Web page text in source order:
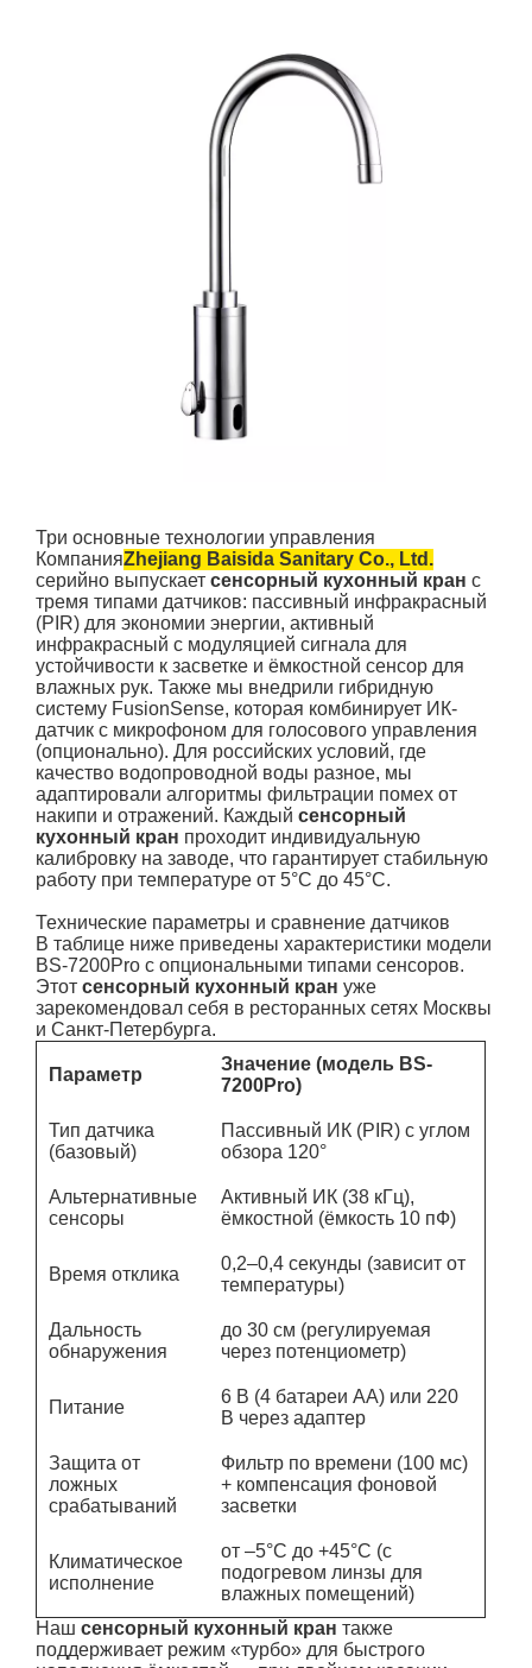
Три основные технологии управления
КомпанияZhejiang Baisida Sanitary Co., Ltd.
серийно выпускаетсенсорный кухонный кран с
тремя типами датчиков: пассивный инфракрасный
(PIR) для экономии энергии, активный
инфракрасный с модуляцией сигнала для
устойчивости к засветке и ёмкостной сенсор для
влажных рук. Также мы внедрили гибридную
систему FusionSense, которая комбинирует ИК-
датчик с микрофоном для голосового управления
(опционально). Для российских условий, где
качество водопроводной воды разное, мы
адаптировали алгоритмы фильтрации помех от
накипи и отражений. Каждыйсенсорный
кухонный кран проходит индивидуальную
калибровку на заводе, что гарантирует стабильную
работу при температуре от 5°C до 45°C.
Технические параметры и сравнение датчиков
В таблице ниже приведены характеристики модели
BS-7200Pro с опциональными типами сенсоров.
Этотсенсорный кухонный кран уже
зарекомендовал себя в ресторанных сетях Москвы
и Санкт-Петербурга.
Параметр
Значение (модель BS-
7200Pro)
Тип датчика
(базовый)
Пассивный ИК (PIR) с углом
обзора 120°
Альтернативные
сенсоры
Активный ИК (38 кГц),
ёмкостной (ёмкость 10 пФ)
Время отклика
0,2–0,4 секунды (зависит от
температуры)
Дальность
обнаружения
до 30 см (регулируемая
через потенциометр)
Питание
6 В (4 батареи AA) или 220
В через адаптер
Защита от
ложных
срабатываний
Фильтр по времени (100 мс)
+ компенсация фоновой
засветки
Климатическое
исполнение
от –5°C до +45°C (с
подогревом линзы для
влажных помещений)
Нашсенсорный кухонный кран также
поддерживает режим «турбо» для быстрого